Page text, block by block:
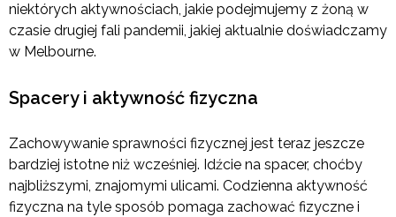
niektórych aktywnościach, jakie podejmujemy z żoną w
czasie drugiej fali pandemii, jakiej aktualnie doświadczamy
w Melbourne.
Spacery i aktywność fizyczna
Zachowywanie sprawności fizycznej jest teraz jeszcze
bardziej istotne niż wcześniej. Idźcie na spacer, choćby
najbliższymi, znajomymi ulicami. Codzienna aktywność
fizyczna na tyle sposób pomaga zachować fizyczne i